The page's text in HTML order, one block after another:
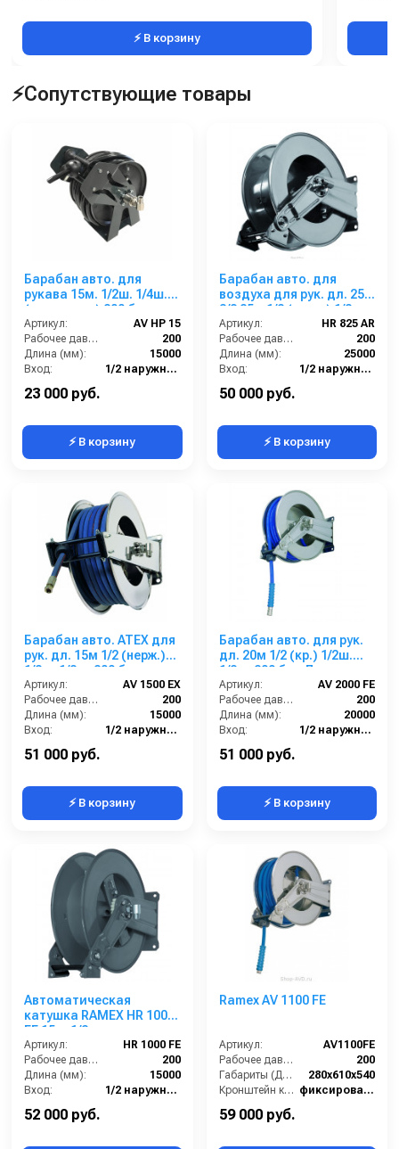
⚡ В корзину
⚡Сопутствующие товары
Барабан авто. для
рукава 15м. 1/2ш. 1/4ш.
(кр.+пласт.) 200 бар
Артикул:
AV HP 15
Рабочее давление (бар):
200
Длина (мм):
15000
Вход:
1/2 наружняя резьба
23 000 руб.
⚡ В корзину
Барабан авто. для
воздуха для рук. дл. 25м
3/8 25м 1/2 (нерж.) 1/2ш.
1/2ш. 200 бар
Артикул:
HR 825 AR
Рабочее давление (бар):
200
Длина (мм):
25000
Вход:
1/2 наружняя резьба
50 000 руб.
⚡ В корзину
Барабан авто. ATEX для
рук. дл. 15м 1/2 (нерж.)
1/2ш. 1/2ш. 200 бар
Артикул:
AV 1500 EX
Рабочее давление (бар):
200
Длина (мм):
15000
Вход:
1/2 наружняя резьба
51 000 руб.
⚡ В корзину
Барабан авто. для рук.
дл. 20м 1/2 (кр.) 1/2ш.
1/2ш. 200 бар Легкая
пружина
Артикул:
AV 2000 FE
Рабочее давление (бар):
200
Длина (мм):
20000
Вход:
1/2 наружняя резьба
51 000 руб.
⚡ В корзину
Автоматическая
катушка RAMEX HR 1000
FE 15 м 1/2
Артикул:
HR 1000 FE
Рабочее давление (бар):
200
Длина (мм):
15000
Вход:
1/2 наружняя резьба
52 000 руб.
Ramex AV 1100 FE
Артикул:
AV1100FE
Рабочее давление (бар):
200
Габариты (ДхШхВ):
280x610x540
Кронштейн катушки:
фиксированный
Наличие шланга:
59 000 руб.